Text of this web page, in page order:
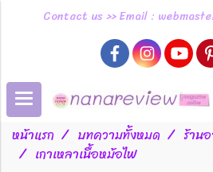
Contact us >> Email :
หน้าแรก บทความทั้งหมด
ร้าน
เกาเหลาเนื้อหม้อไฟ